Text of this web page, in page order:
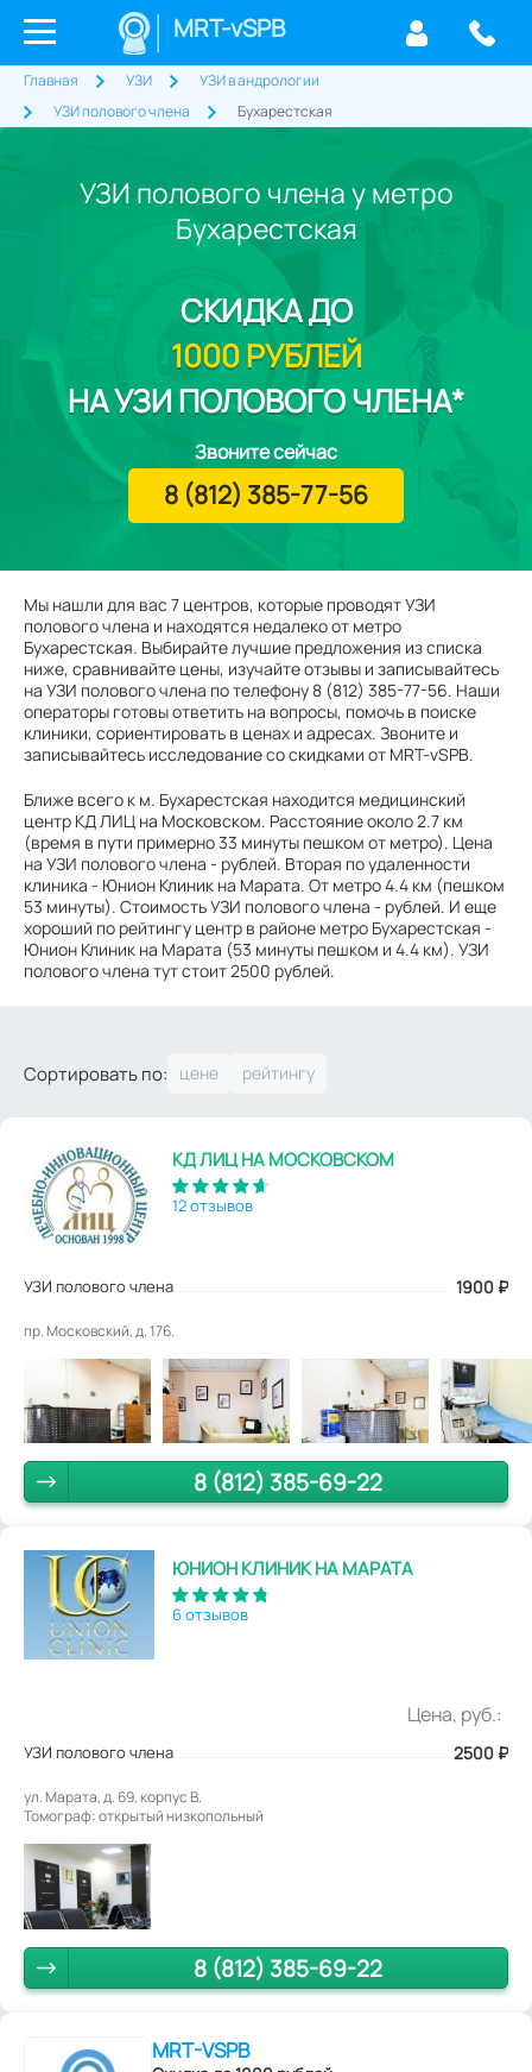
MRT-vSPB
Главная УЗИ
УЗИ в андрологии
УЗИ полового члена
Бухарестская
УЗИ полового члена у метро
Бухарестская
Мы нашли для вас 7 центров, которые проводят УЗИ
полового члена и находятся недалеко от метро
Бухарестская. Выбирайте лучшие предложения из списка
ниже, сравнивайте цены, изучайте отзывы и записывайтесь
на УЗИ полового члена по телефону 8 (812) 385-77-56. Наши
операторы готовы ответить на вопросы, помочь в поиске
клиники, сориентировать в ценах и адресах. Звоните и
записывайтесь исследование со скидками от MRT-vSPB.
Ближе всего к м. Бухарестская находится медицинский
центр КД ЛИЦ на Московском. Расстояние около 2.7 км
(время в пути примерно 33 минуты пешком от метро). Цена
на УЗИ полового члена - рублей. Вторая по удаленности
клиника - Юнион Клиник на Марата. От метро 4.4 км (пешком
53 минуты). Стоимость УЗИ полового члена - рублей. И еще
хороший по рейтингу центр в районе метро Бухарестская -
Юнион Клиник на Марата (53 минуты пешком и 4.4 км). УЗИ
полового члена тут стоит 2500 рублей.
СКИДКАДО
1000 РУБЛЕЙ
НА УЗИ ПОЛОВОГО ЧЛЕНА*
Звоните сейчас
8 (812) 385-77-56
Сортировать по:
КД ЛИЦ НА МОСКОВСКОМ
12 отзывов
УЗИ полового члена 1900 ₽
пр. Московский, д. 176.
8 (812) 385-69-22
ЮНИОН КЛИНИК НА МАРАТА
6 отзывов
Цена, руб.:
УЗИ полового члена 2500 ₽
ул. Марата, д. 69, корпус В.
Томограф: открытый низкопольный
8 (812) 385-69-22
MRT-VSPB